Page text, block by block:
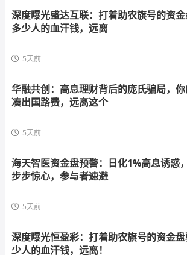
深度曝光盛达互联：打着助农旗号的资
多少人的血汗钱，远离
5天前
华融共创：高息理财背后的庞氏骗局，
凑出国路费，远离这个
5天前
海天智医资金盘预警：日化1%高息诱惑
步步惊心，参与者速避
5天前
深度曝光恒盈彩：打着助农旗号的资金
少人的血汗钱，远离！